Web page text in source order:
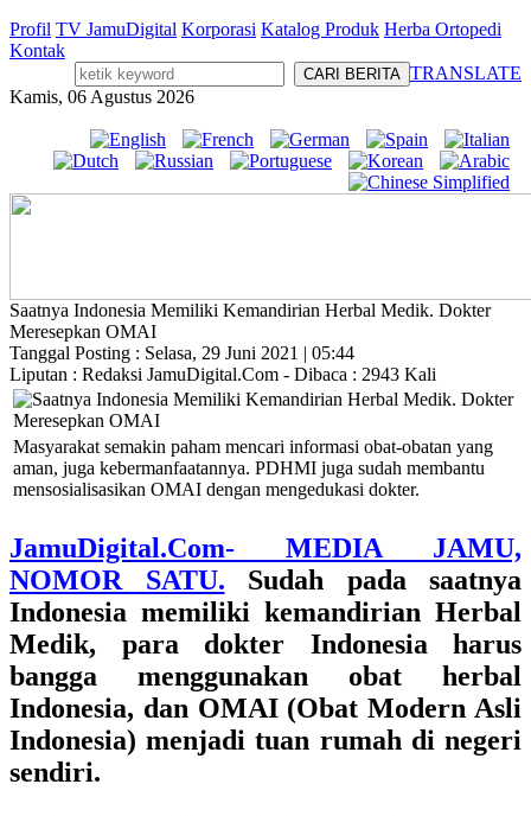
Profil TV JamuDigital Korporasi Katalog Produk Herba Ortopedi
Kontak
TRANSLATE
Kamis, 06 Agustus 2026
Saatnya Indonesia Memiliki Kemandirian Herbal Medik. Dokter
Meresepkan OMAI
Tanggal Posting : Selasa, 29 Juni 2021 | 05:44
Liputan : Redaksi JamuDigital.Com - Dibaca : 2943 Kali
Masyarakat semakin paham mencari informasi obat-obatan yang
aman, juga kebermanfaatannya. PDHMI juga sudah membantu
mensosialisasikan OMAI dengan mengedukasi dokter.
JamuDigital.Com- MEDIA JAMU,
NOMOR SATU. Sudah pada saatnya
Indonesia memiliki kemandirian Herbal
Medik, para dokter Indonesia harus
bangga menggunakan obat herbal
Indonesia, dan OMAI (Obat Modern Asli
Indonesia) menjadi tuan rumah di negeri
sendiri.